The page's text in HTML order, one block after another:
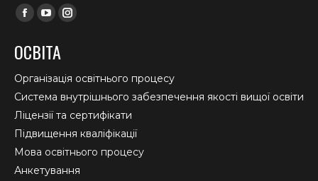
Find us on:
Facebook
opens
in
new
window
YouTube
opens
in
new
window
Instagram
in
new
window
ОСВІТА
Організація освітнього процесу
Система внутрішнього забезпечення якості вищої освіти
Ліцензії та сертифікати
Підвищення кваліфікації
Мова освітнього процесу
Анкетування